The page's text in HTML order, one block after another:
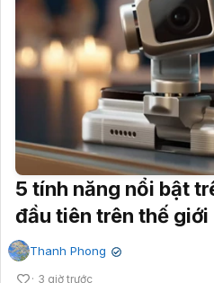
5 tính năng nổi bật
đầu tiên trên thế giới
Thanh Phong ✔
3 giờ trước